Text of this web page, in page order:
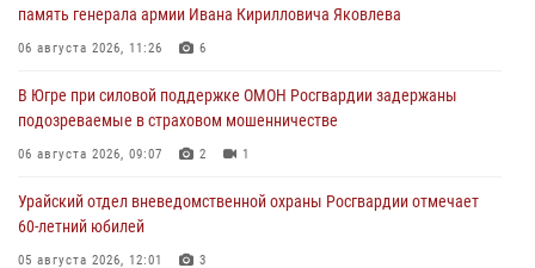
память генерала армии Ивана Кирилловича Яковлева
06 августа 2026, 11:26 6
В Югре при силовой поддержке ОМОН Росгвардии задержаны
подозреваемые в страховом мошенничестве
06 августа 2026, 09:07 2 1
Урайский отдел вневедомственной охраны Росгвардии отмечает
60-летний юбилей
05 августа 2026, 12:01 3